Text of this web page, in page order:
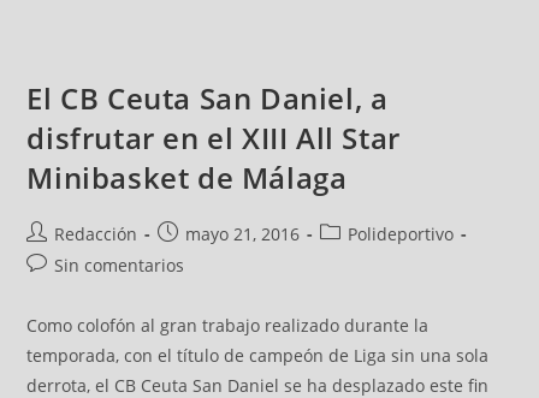
El CB Ceuta San Daniel, a
disfrutar en el XIII All Star
Minibasket de Málaga
Redacción mayo 21, 2016
Polideportivo
Sin comentarios
Como colofón al gran trabajo realizado durante la
temporada, con el título de campeón de Liga sin una sola
derrota, el CB Ceuta San Daniel se ha desplazado este fin